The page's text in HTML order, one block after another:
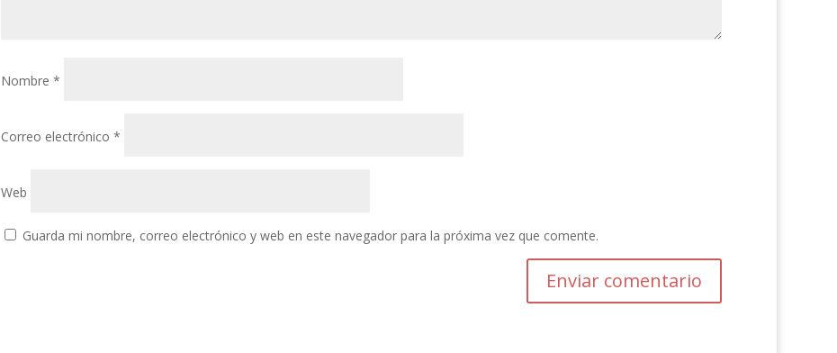
Nombre *
Correo electrónico *
Web
Guarda mi nombre, correo electrónico y web en este navegador para la próxima vez que comente.